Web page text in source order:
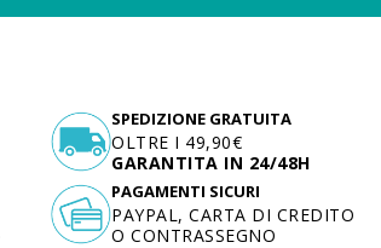
SPEDIZIONE GRATUITA
OLTRE I 49,90€
GARANTITA IN 24/48H
PAGAMENTI SICURI
PAYPAL, CARTA DI CREDITO
O CONTRASSEGNO